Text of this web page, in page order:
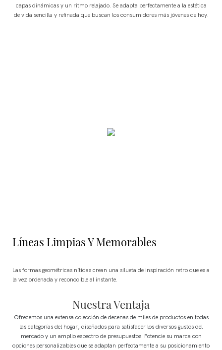
capas dinámicas y un ritmo relajado. Se adapta perfectamente a la estética
de vida sencilla y refinada que buscan los consumidores más jóvenes de hoy.
Líneas Limpias Y Memorables
Las formas geométricas nítidas crean una silueta de inspiración retro que es a
la vez ordenada y reconocible al instante.
Nuestra Ventaja
Ofrecemos una extensa colección de decenas de miles de productos en todas
las categorías del hogar, diseñados para satisfacer los diversos gustos del
mercado y un amplio espectro de presupuestos. Potencie su marca con
opciones personalizables que se adaptan perfectamente a su posicionamiento